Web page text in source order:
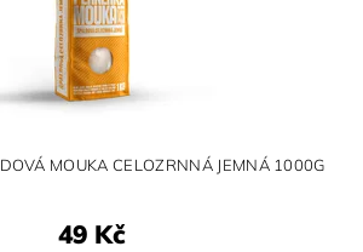
MOUKA CELOZRNNÁ JEMNÁ 1000G
49 Kč